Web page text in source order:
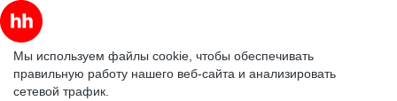
Мы используем файлы cookie, чтобы обеспечивать
правильную работу нашего веб-сайта и анализировать
сетевой трафик.